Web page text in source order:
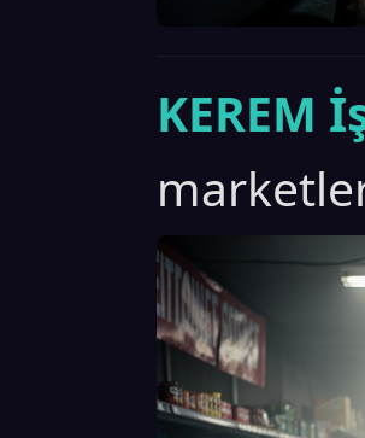
KEREM